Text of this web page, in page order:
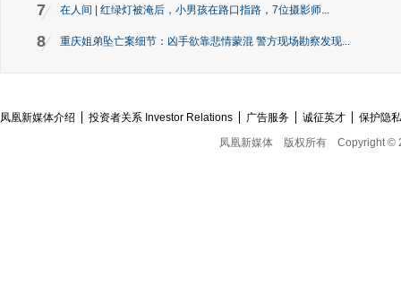
7 在人间 | 红绿灯被淹后，小男孩在路口指路，7位摄影师...
8 重庆姐弟坠亡案细节：凶手欲靠悲情蒙混 警方现场勘察发现...
凤凰新媒体介绍 投资者关系 Investor Relations 广告服务 诚征英才
保护隐
凤凰新媒体
版权所有 Copyright ©